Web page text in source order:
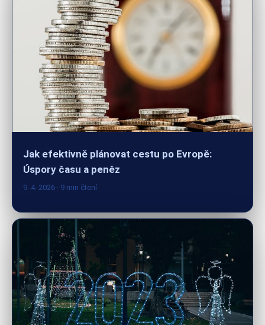
Jak efektivně plánovat cestu po Evropě:
9. 4. 2026· 9 min čtení